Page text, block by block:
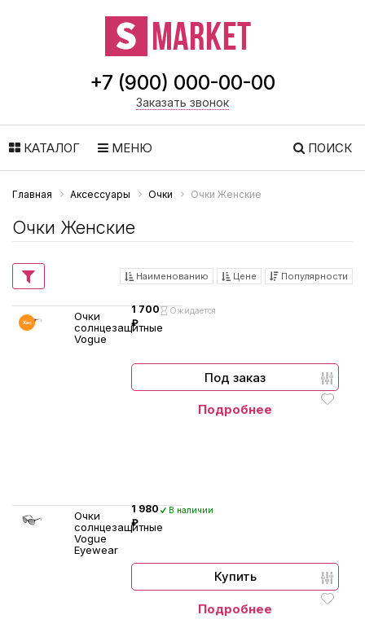
+7 (900) 000-00-00
Заказать звонок
КАТАЛОГ МЕНЮ ПОИСК
Главная Аксессуары Очки Очки Женские
Очки Женские
Наименованию Цене Популярности
Очки
солнцезащитные
Vogue
1 700
₽
Ожидается
Под заказ
Подробнее
Очки
солнцезащитные
Vogue
Eyewear
1 980
₽
В наличии
Купить
Подробнее